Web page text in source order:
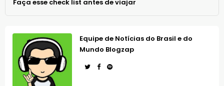
Faça esse check list antes de viajar
Equipe de Notícias do Brasil e do
Mundo Blogzap